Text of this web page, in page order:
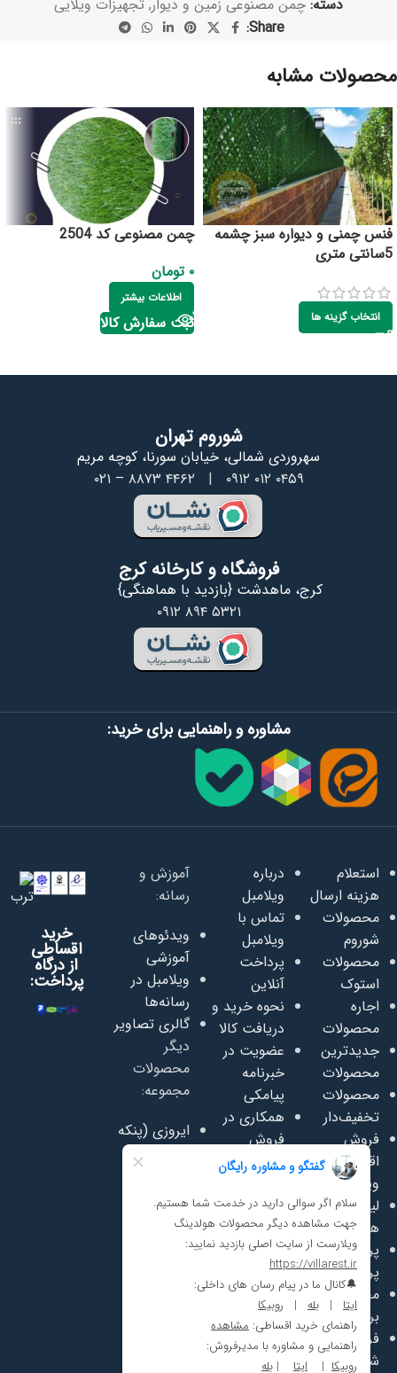
دسته: چمن مصنوعی زمین و دیوار, تجهیزات ویلایی
Share:
محصولات مشابه
فنس چمنی و دیواره سبز چشمه
5سانتی متری
انتخاب گزینه ها
چمن مصنوعی کد 2504
۰ تومان
اطلاعات بیشتر
ثبت سفارش کالا
شوروم تهران
سهروردی شمالی، خیابان سورنا، کوچه مریم
۰۲۱ – ۸۸۷۳ ۴۴۶۲ | ۰۹۱۲ ۰۱۲ ۰۴۵۹
فروشگاه و کارخانه کرج
کرج، ماهدشت {بازدید با هماهنگی}
۰۹۱۲ ۸۹۴ ۵۳۲۱
مشاوره و راهنمایی برای خرید:
استعلام
هزینه ارسال
محصولات
شوروم
محصولات
استوک
اجاره
محصولات
جدیدترین
محصولات
محصولات
تخفیف‌دار
فروش
اقساطی
ویلامبل
لیست قیمت
همکاری
پرسش‌های
پرتکرار
محصولات
برند ما
فرصت‌های
شغلی
درباره
ویلامبل
تماس با
ویلامبل
پرداخت
آنلاین
نحوه خرید و
دریافت کالا
عضویت در
خبرنامه
پیامکی
همکاری در
فروش
پرداخت از
پرسشنامه
رضایت
مشتریان
مجله ویلامبل
دانلود
کاتالوگ
آموزش و
رسانه:
ویدئوهای
آموزشی
ویلامبل در
رسانه‌ها
گالری تصاویر
دیگر
محصولات
مجموعه:
ایروزی (پنکه
و بخاری)
(تعمیر
وفروش
مبلمان)
خرید
اقساطی
از درگاه
پرداخت: